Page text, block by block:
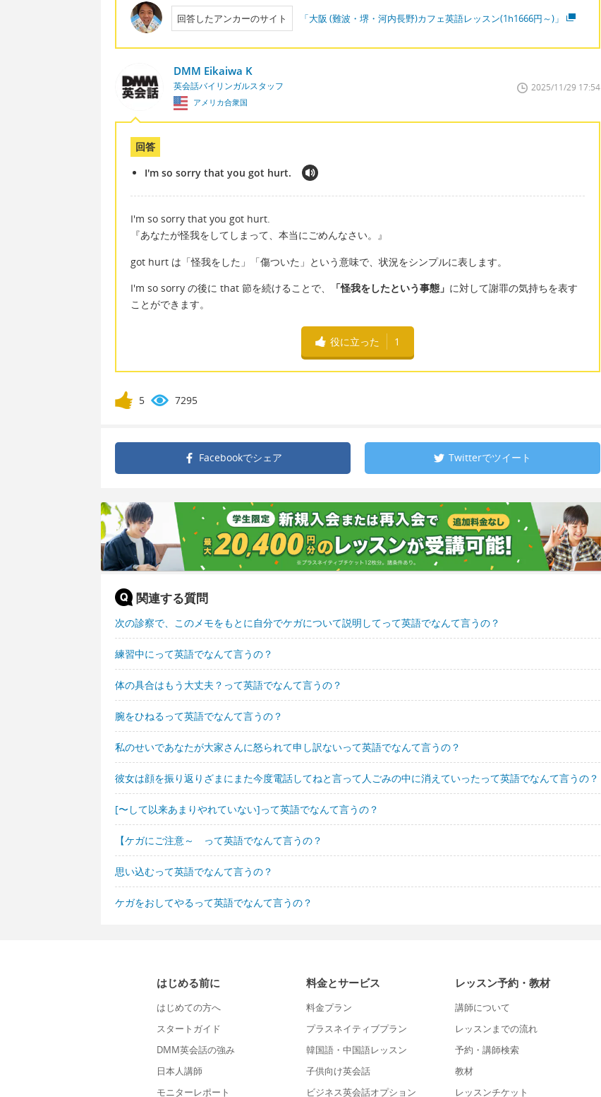
回答したアンカーのサイト 「大阪 (難波・堺・河内長野)カフェ英語レッスン(1h1666円～)」
DMM Eikaiwa K
英会話バイリンガルスタッフ
アメリカ合衆国
2025/11/29 17:54
回答
I'm so sorry that you got hurt.
I'm so sorry that you got hurt.
『あなたが怪我をしてしまって、本当にごめんなさい。』
got hurt は「怪我をした」「傷ついた」という意味で、状況をシンプルに表します。
I'm so sorry の後に that 節を続けることで、
「怪我をしたという事態」 に対して謝罪の気持ちを表す
ことができます。
役に立った 1
5 7295
Facebookでシェア Twitterでツイート
関連する質問
次の診察で、このメモをもとに自分でケガについて説明してって英語でなんて言うの？
練習中にって英語でなんて言うの？
体の具合はもう大丈夫？って英語でなんて言うの？
腕をひねるって英語でなんて言うの？
私のせいであなたが大家さんに怒られて申し訳ないって英語でなんて言うの？
彼女は顔を振り返りざまにまた今度電話してねと言って人ごみの中に消えていったって英語でなんて言うの？
[〜して以来あまりやれていない]って英語でなんて言うの？
【ケガにご注意～ って英語でなんて言うの？
思い込むって英語でなんて言うの？
ケガをおしてやるって英語でなんて言うの？
はじめる前に
はじめての方へ
スタートガイド
DMM英会話の強み
日本人講師
モニターレポート
料金とサービス
料金プラン
プラスネイティブプラン
韓国語・中国語レッスン
子供向け英会話
ビジネス英会話オプション
レッスン予約・教材
講師について
レッスンまでの流れ
予約・講師検索
教材
レッスンチケット